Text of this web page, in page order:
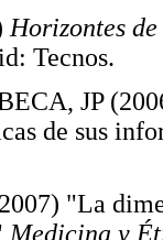
Horizontes
JP
de sus
"La
Medicina y